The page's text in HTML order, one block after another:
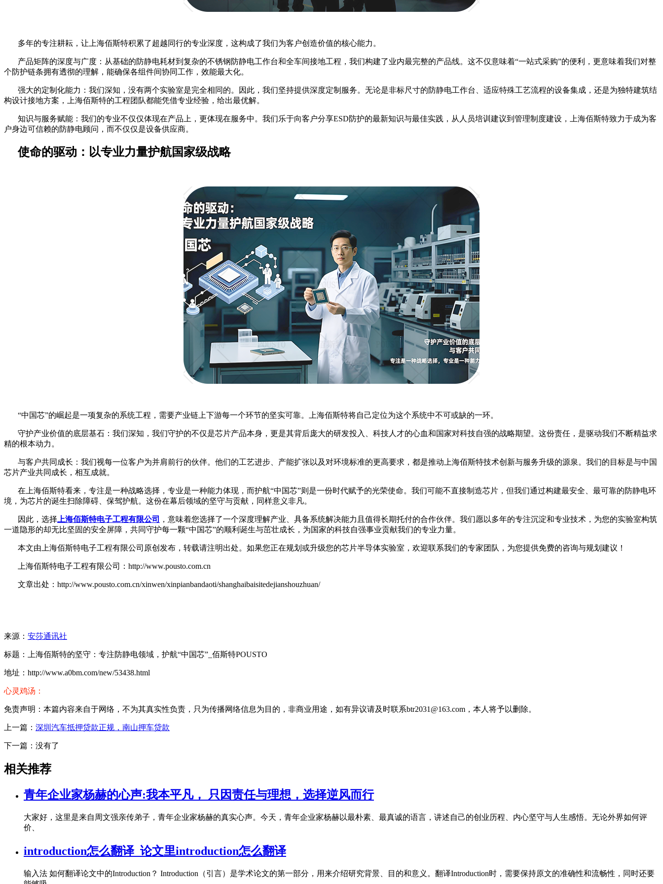
多年的专注耕耘，让上海佰斯特积累了超越同行的专业深度，这构成了我们为客户创造价值的核心能力。
产品矩阵的深度与广度：从基础的防静电耗材到复杂的不锈钢防静电工作台和全车间接地工程，我们构建了业内最完整的产品线。这不仅意味着“一站式采购”的便利，更意味着我们对整
个防护链条拥有透彻的理解，能确保各组件间协同工作，效能最大化。
强大的定制化能力：我们深知，没有两个实验室是完全相同的。因此，我们坚持提供深度定制服务。无论是非标尺寸的防静电工作台、适应特殊工艺流程的设备集成，还是为独特建筑结
构设计接地方案，上海佰斯特的工程团队都能凭借专业经验，给出最优解。
知识与服务赋能：我们的专业不仅仅体现在产品上，更体现在服务中。我们乐于向客户分享ESD防护的最新知识与最佳实践，从人员培训建议到管理制度建设，上海佰斯特致力于成为客
户身边可信赖的防静电顾问，而不仅仅是设备供应商。
使命的驱动：以专业力量护航国家级战略
“中国芯”的崛起是一项复杂的系统工程，需要产业链上下游每一个环节的坚实可靠。上海佰斯特将自己定位为这个系统中不可或缺的一环。
守护产业价值的底层基石：我们深知，我们守护的不仅是芯片产品本身，更是其背后庞大的研发投入、科技人才的心血和国家对科技自强的战略期望。这份责任，是驱动我们不断精益求
精的根本动力。
与客户共同成长：我们视每一位客户为并肩前行的伙伴。他们的工艺进步、产能扩张以及对环境标准的更高要求，都是推动上海佰斯特技术创新与服务升级的源泉。我们的目标是与中国
芯片产业共同成长，相互成就。
在上海佰斯特看来，专注是一种战略选择，专业是一种能力体现，而护航“中国芯”则是一份时代赋予的光荣使命。我们可能不直接制造芯片，但我们通过构建最安全、最可靠的防静电环
境，为芯片的诞生扫除障碍、保驾护航。这份在幕后领域的坚守与贡献，同样意义非凡。
因此，选择 上海佰斯特电子工程有限公司
，意味着您选择了一个深度理解产业、具备系统解决能力且值得长期托付的合作伙伴。我们愿以多年的专注沉淀和专业技术，为您的实验室构筑
一道隐形的却无比坚固的安全屏障，共同守护每一颗“中国芯”的顺利诞生与茁壮成长，为国家的科技自强事业贡献我们的专业力量。
本文由上海佰斯特电子工程有限公司原创发布，转载请注明出处。如果您正在规划或升级您的芯片半导体实验室，欢迎联系我们的专家团队，为您提供免费的咨询与规划建议！
上海佰斯特电子工程有限公司：http://www.pousto.com.cn
文章出处：http://www.pousto.com.cn/xinwen/xinpianbandaoti/shanghaibaisitedejianshouzhuan/
来源： 安莎通讯社
标题：上海佰斯特的坚守：专注防静电领域，护航“中国芯”_佰斯特POUSTO
地址：http://www.a0bm.com/new/53438.html
心灵鸡汤：
免责声明：本篇内容来自于网络，不为其真实性负责，只为传播网络信息为目的，非商业用途，如有异议请及时联系btr2031@163.com，本人将予以删除。
上一篇： 深圳汽车抵押贷款正规，南山押车贷款
下一篇：没有了
相关推荐
青年企业家杨赫的心声:我本平凡， 只因责任与理想，选择逆风而行
大家好，这里是来自周文强亲传弟子，青年企业家杨赫的真实心声。今天，青年企业家杨赫以最朴素、最真诚的语言，讲述自己的创业历程、内心坚守与人生感悟。无论外界如何评
价、
introduction怎么翻译_论文里introduction怎么翻译
输入法 如何翻译论文中的Introduction？ Introduction（引言）是学术论文的第一部分，用来介绍研究背景、目的和意义。翻译Introduction时，需要保持原文的准确性和流畅性，同时还要